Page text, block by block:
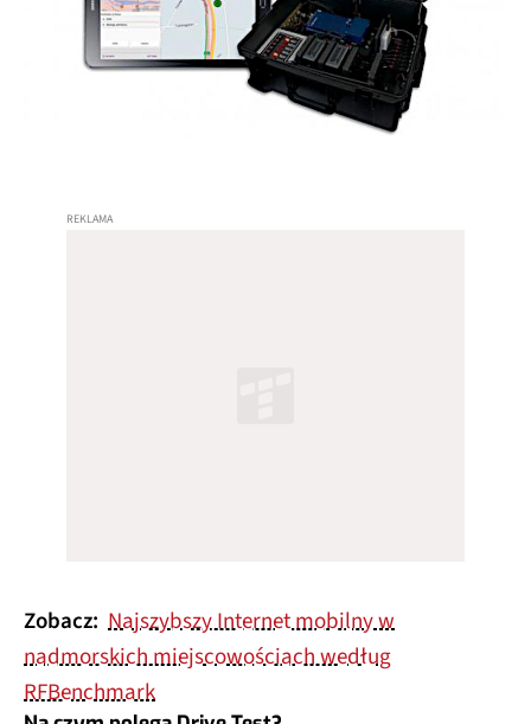
Zobacz: Najszybszy Internet mobilny w
nadmorskich miejscowościach według
RFBenchmark